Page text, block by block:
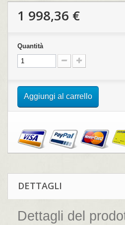
1 998,36 €
Quantità
Aggiungi al carrello
DETTAGLI
Dettagli del